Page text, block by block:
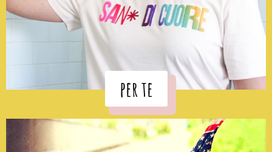
per te